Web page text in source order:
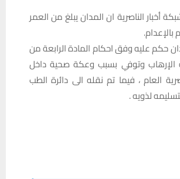
أخبار الناصرية ان المدان يبلغ من العمر
حكم عليه وفق احكام المادة الرابعة من
الإرهاب وتوفي بسبب وعكة صحية داخل
العام ، فيما تم نقله الى دائرة الطب
لذويه .